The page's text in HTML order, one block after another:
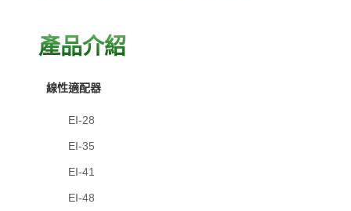
產品介紹
線性適配器
EI-28
EI-35
EI-41
EI-48